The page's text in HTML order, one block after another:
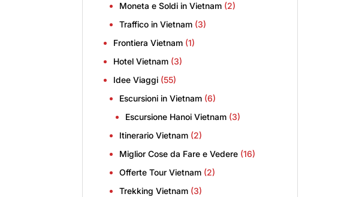
Moneta e Soldi in Vietnam (2)
Traffico in Vietnam (3)
Frontiera Vietnam (1)
Hotel Vietnam (3)
Idee Viaggi (55)
Escursioni in Vietnam (6)
Escursione Hanoi Vietnam (3)
Itinerario Vietnam (2)
Miglior Cose da Fare e Vedere (16)
Offerte Tour Vietnam (2)
Trekking Vietnam (3)